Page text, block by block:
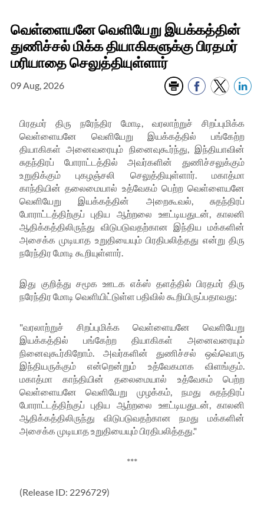
வெள்ளையனே வெளியேறு இயக்கத்தின்
துணிச்சல் மிக்க தியாகிகளுக்கு பிரதமர்
மரியாதை செலுத்தியுள்ளார்
09 Aug, 2026
பிரதமர் திரு நரேந்திர மோடி, வரலாற்றுச் சிறப்புமிக்க
வெள்ளையனே வெளியேறு இயக்கத்தில் பங்கேற்ற
தியாகிகள் அனைவரையும் நினைவுகூர்ந்து, இந்தியாவின்
சுதந்திரப் போராட்டத்தில் அவர்களின் துணிச்சலுக்கும்
உறுதிக்கும் புகழஞ்சலி செலுத்தியுள்ளார். மகாத்மா
காந்தியின் தலைமையால் உத்வேகம் பெற்ற வெள்ளையனே
வெளியேறு இயக்கத்தின் அறைகூவல், சுதந்திரப்
போராட்டத்திற்குப் புதிய ஆற்றலை ஊட்டியதுடன், காலனி
ஆதிக்கத்திலிருந்து விடுபடுவதற்கான இந்திய மக்களின்
அசைக்க முடியாத உறுதியையும் பிரதிபலித்தது என்று திரு
நரேந்திர மோடி கூறியுள்ளார்.
இது குறித்து சமூக ஊடக எக்ஸ் தளத்தில் பிரதமர் திரு
நரேந்திர மோடி வெளியிட்டுள்ள பதிவில் கூறியிருப்பதாவது:
"வரலாற்றுச் சிறப்புமிக்க வெள்ளையனே வெளியேறு
இயக்கத்தில் பங்கேற்ற தியாகிகள் அனைவரையும்
நினைவுகூர்கிறோம். அவர்களின் துணிச்சல் ஒவ்வொரு
இந்தியருக்கும் என்றென்றும் உத்வேகமாக விளங்கும்.
மகாத்மா காந்தியின் தலைமையால் உத்வேகம் பெற்ற
வெள்ளையனே வெளியேறு முழக்கம், நமது சுதந்திரப்
போராட்டத்திற்குப் புதிய ஆற்றலை ஊட்டியதுடன், காலனி
ஆதிக்கத்திலிருந்து விடுபடுவதற்கான நமது மக்களின்
அசைக்க முடியாத உறுதியையும் பிரதிபலித்தது."
***
(Release ID: 2296729)